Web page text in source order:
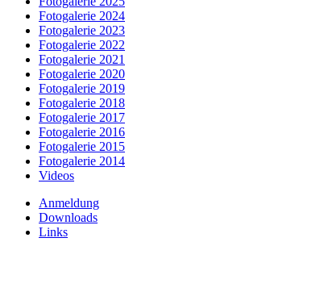
Fotogalerie 2024
Fotogalerie 2023
Fotogalerie 2022
Fotogalerie 2021
Fotogalerie 2020
Fotogalerie 2019
Fotogalerie 2018
Fotogalerie 2017
Fotogalerie 2016
Fotogalerie 2015
Fotogalerie 2014
Videos
Anmeldung
Downloads
Links